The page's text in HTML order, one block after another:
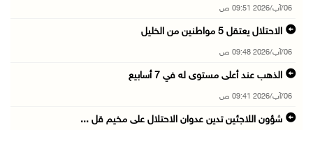
06/آب/2026 09:51 ص
الاحتلال يعتقل 5 مواطنين من الخليل
06/آب/2026 09:48 ص
الذهب عند أعلى مستوى له في 7 أسابيع
06/آب/2026 09:41 ص
شؤون اللاجئين تدين عدوان الاحتلال على مخيم قل ...